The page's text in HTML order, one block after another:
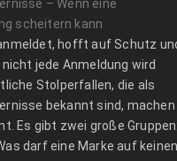
– Wenn eine
scheitern kann
hofft auf Schutz
jede Anmeldung wird
Stolperfallen, die als
bekannt sind, machen
Es gibt zwei große
darf eine Marke auf